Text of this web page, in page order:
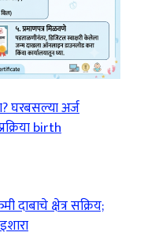
घरबसल्या अर्ज
birth
दाबाचे क्षेत्र सक्रिय;